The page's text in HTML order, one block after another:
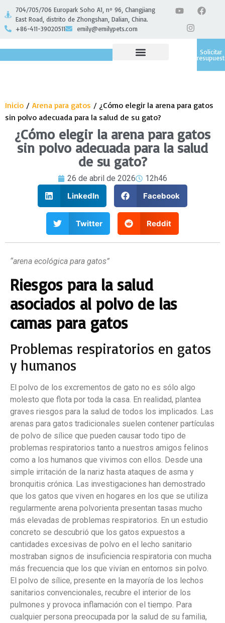
704/705/706 Europark Soho A1, nº 96, Changjiang
East Road, distrito de Zhongshan, Dalian, China.
+86-411-39020511
emily@emilypets.com
Solicitar
Inicio / Arena para gatos / ¿Cómo elegir la arena para gatos
sin polvo adecuada para la salud de su gato?
¿Cómo elegir la arena para gatos
sin polvo adecuada para la salud
de su gato?
26 de abril de 2026
12h46
LinkedIn
Facebook
Twitter Reddit
“arena ecológica para gatos”
Riesgos para la salud
asociados al polvo de las
camas para gatos
Problemas respiratorios en gatos
y humanos
El polvo de los excrementos de gato no es sólo algo
molesto que flota por toda la casa. En realidad, plantea
graves riesgos para la salud de todos los implicados. Las
arenas para gatos tradicionales suelen contener partículas
de polvo de sílice que pueden causar todo tipo de
problemas respiratorios tanto a nuestros amigos felinos
como a los humanos que vivimos con ellos. Desde una
simple irritación de la nariz hasta ataques de asma y
bronquitis crónica. Las investigaciones han demostrado
que los gatos que viven en hogares en los que se utiliza
regularmente arena polvorienta presentan tasas mucho
más elevadas de problemas respiratorios. En un estudio
concreto se descubrió que los gatos expuestos a
cantidades excesivas de polvo en el lecho sanitario
mostraban signos de insuficiencia respiratoria con mucha
más frecuencia que los que vivían en entornos sin polvo.
El polvo de sílice, presente en la mayoría de los lechos
sanitarios convencionales, recubre el interior de los
pulmones y provoca inflamación con el tiempo. Para
cualquier persona preocupada por la salud de su familia,